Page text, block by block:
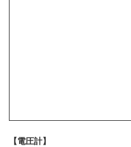
【電圧計】